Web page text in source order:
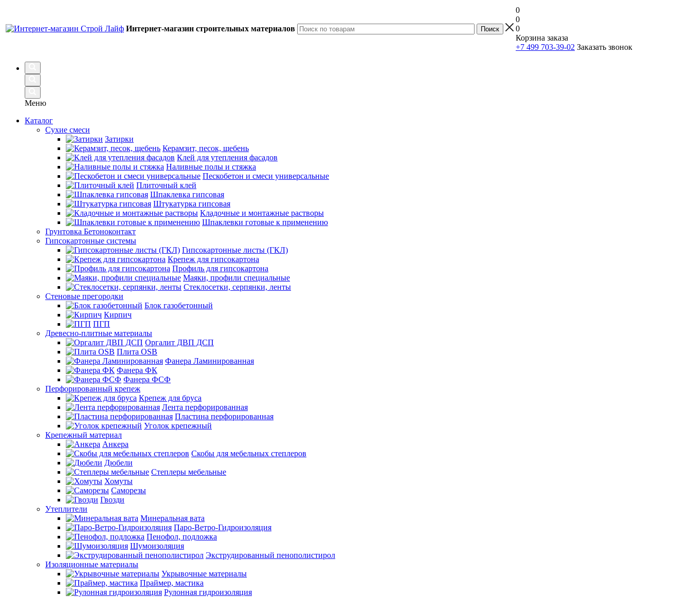
Интернет-магазин строительных материалов
0
0
0
Корзина заказа
+7 499 703-39-02 Заказать звонок
Меню
Каталог
Сухие смеси
Затирки
Керамзит, песок, щебень
Клей для утепления фасадов
Наливные полы и стяжка
Пескобетон и смеси универсальные
Плиточный клей
Шпаклевка гипсовая
Штукатурка гипсовая
Кладочные и монтажные растворы
Шпаклевки готовые к применению
Грунтовка Бетоноконтакт
Гипсокартонные системы
Гипсокартонные листы (ГКЛ)
Крепеж для гипсокартона
Профиль для гипсокартона
Маяки, профили специальные
Стеклосетки, серпянки, ленты
Стеновые прегородки
Блок газобетонный
Кирпич
ПГП
Древесно-плитные материалы
Оргалит ДВП ДСП
Плита OSB
Фанера Ламинированная
Фанера ФК
Фанера ФСФ
Перфорированный крепеж
Крепеж для бруса
Лента перфорированная
Пластина перфорированная
Уголок крепежный
Крепежный материал
Анкера
Скобы для мебельных степлеров
Дюбели
Степлеры мебельные
Хомуты
Саморезы
Гвозди
Утеплители
Минеральная вата
Паро-Ветро-Гидроизоляция
Пенофол, подложка
Шумоизоляция
Экструдированный пенополистирол
Изоляционные материалы
Укрывочные материалы
Праймер, мастика
Рулонная гидроизоляция